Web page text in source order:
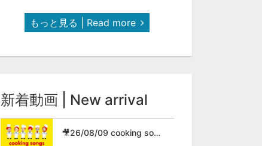
もっと見る | Read more
新着動画 | New arrival
🎥26/08/09 cooking songs